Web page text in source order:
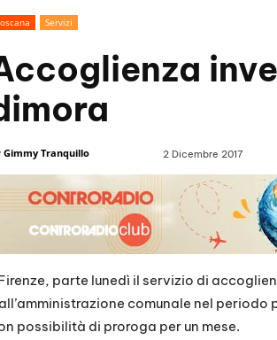
Servizi
Gimmy Tranquillo 2 Dicembre 2017
parte lunedì il servizio di
comunale nel periodo
possibilità di proroga per un mese.